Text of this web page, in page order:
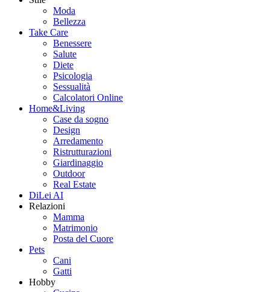
Moda
Bellezza
Take Care
Benessere
Salute
Diete
Psicologia
Sessualità
Calcolatori Online
Home&Living
Case da sogno
Design
Arredamento
Ristrutturazioni
Giardinaggio
Outdoor
Real Estate
DiLei AI
Relazioni
Mamma
Matrimonio
Posta del Cuore
Pets
Cani
Gatti
Hobby